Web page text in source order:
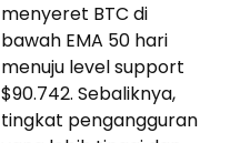
menyeret BTC di
bawah EMA 50 hari
menuju level support
$90.742. Sebaliknya,
tingkat pengangguran